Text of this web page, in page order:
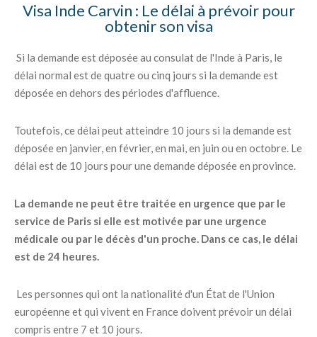
Visa Inde Carvin : Le délai à prévoir pour
obtenir son visa
Si la demande est déposée au consulat de l'Inde à Paris, le
délai normal est de quatre ou cinq jours si la demande est
déposée en dehors des périodes d'affluence.
Toutefois, ce délai peut atteindre 10 jours si la demande est
déposée en janvier, en février, en mai, en juin ou en octobre. Le
délai est de 10 jours pour une demande déposée en province.
La demande ne peut être traitée en urgence que par le
service de Paris si elle est motivée par une urgence
médicale ou par le décès d'un proche. Dans ce cas, le délai
est de 24 heures.
Les personnes qui ont la nationalité d'un État de l'Union
européenne et qui vivent en France doivent prévoir un délai
compris entre 7 et 10 jours.